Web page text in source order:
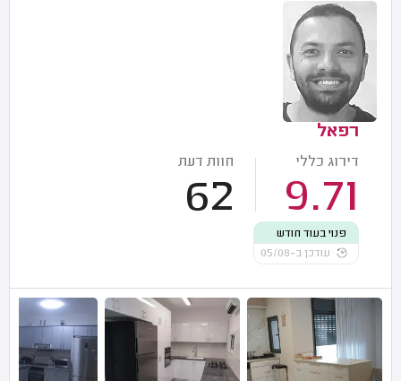
רפאל
דירוג כללי
9.71
חוות דעת
62
פנוי בעוד חודש
עודכן ב-05/08